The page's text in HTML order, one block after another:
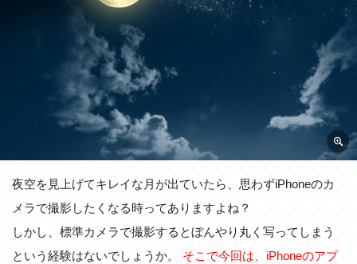
夜空を見上げてキレイな月が出ていたら、思わずiPhoneのカ
メラで撮影したくなる時ってありますよね？
しかし、標準カメラで撮影するとぼんやり丸く写ってしまう
という経験はないでしょうか。
そこで今回は、iPhoneのアプ